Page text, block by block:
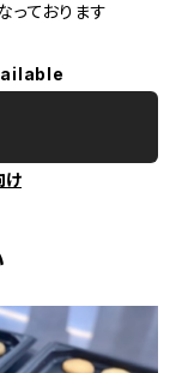
っております
け